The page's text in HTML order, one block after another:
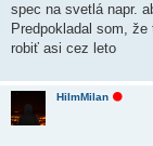
spec na svetlá napr.
Predpokladal som,
robiť asi cez leto
HiImMilan